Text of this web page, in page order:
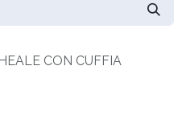
CON CUFFIA